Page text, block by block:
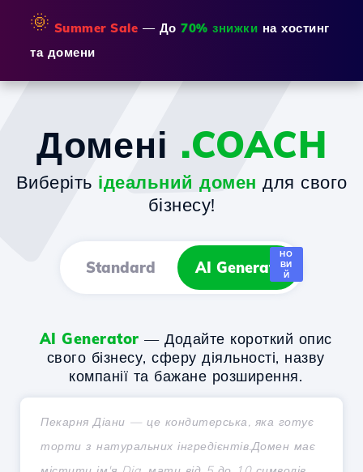
🌞 Summer Sale — До 70% знижки на хостинг
та домени
Домені .COACH
Виберіть ідеальний домен для свого
бізнесу!
Standard AI Generator
НО
ВИ
Й
AI Generator — Додайте короткий опис
свого бізнесу, сферу діяльності, назву
компанії та бажане розширення.